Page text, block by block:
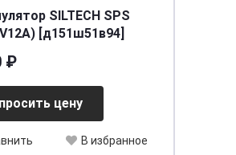
SILTECH SPS
[д151ш51в94]
₽
цену
В избранное